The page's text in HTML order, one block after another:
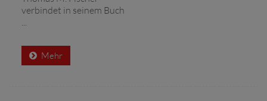
verbindet in seinem Buch
Mehr